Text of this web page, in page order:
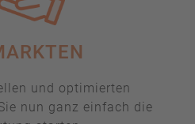
und optimierten
nun ganz einfach die